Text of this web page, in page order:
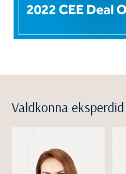
Valdkonna eksperdid